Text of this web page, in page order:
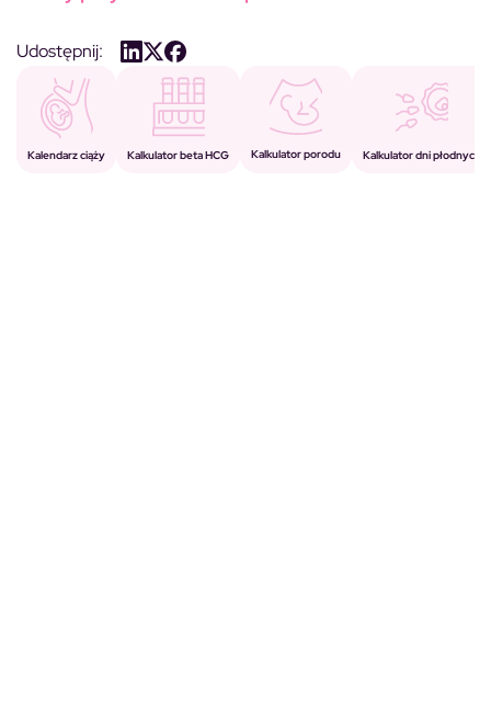
Udostępnij:
Kalendarz ciąży Kalkulator beta HCG Kalkulator porodu Kalkulator dni płodnych